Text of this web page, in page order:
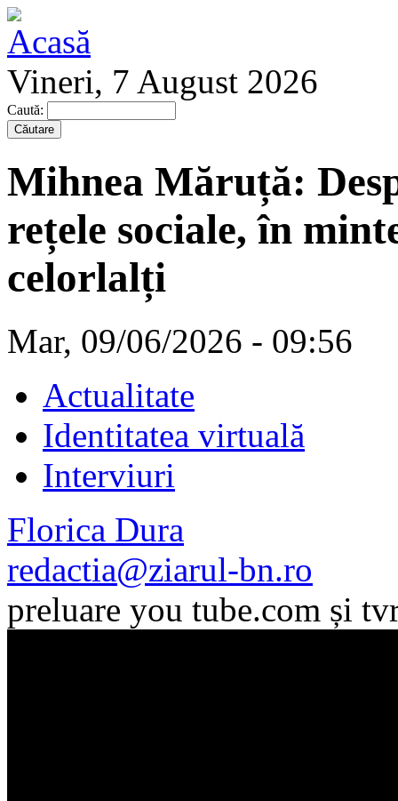
Vineri, 7 August 2026
Caută:
Mihnea Măruță:
rețele sociale, în
celorlalți
Mar, 09/06/2026 - 09:56
Actualitate
Identitatea virtuală
Interviuri
Florica Dura
redactia@ziarul-bn.ro
preluare you tube.com și